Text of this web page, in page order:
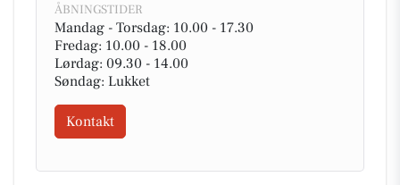
ÅBNINGSTIDER
Mandag - Torsdag: 10.00 - 17.30
Fredag: 10.00 - 18.00
Lørdag: 09.30 - 14.00
Søndag: Lukket
Kontakt